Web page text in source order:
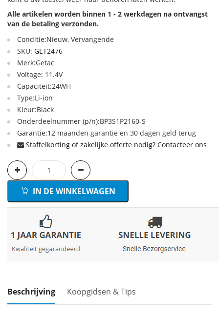
Alle artikelen worden binnen 1 - 2 werkdagen na ontvangst
van de betaling verzonden.
Conditie:Nieuw, Vervangende
SKU: GET2476
Merk:Getac
Voltage: 11.4V
Capaciteit:24WH
Type:Li-ion
Kleur:Black
Onderdeelnummer (p/n):BP3S1P2160-S
Garantie:12 maanden garantie en 30 dagen geld terug
Staffelkorting of zakelijke offerte nodig? Contacteer ons
IN DE WINKELWAGEN
Beschrijving Koopgidsen & Tips